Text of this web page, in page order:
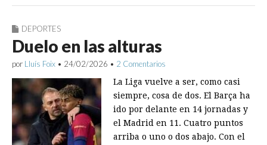
DEPORTES
Duelo en las alturas
por Lluís Foix • 24/02/2026 • 2 Comentarios
La Liga vuelve a ser, como casi
siempre, cosa de dos. El Barça ha
ido por delante en 14 jornadas y
el Madrid en 11. Cuatro puntos
arriba o uno o dos abajo. Con el